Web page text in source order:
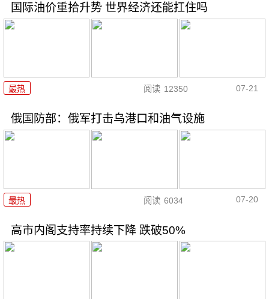
国际油价重拾升势 世界经济还能扛住吗
最热 阅读 12350 07-21
俄国防部：俄军打击乌港口和油气设施
最热 阅读 6034 07-20
高市内阁支持率持续下降 跌破50%